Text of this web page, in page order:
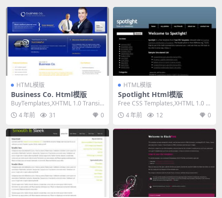
HTML模版
Business Co. Html模版
BuyTemplates,XHTML 1.0 Transiti
onal,Fixe...
4 年前 31 0
HTML模版
Spotlight Html模版
Free CSS Templates,XHTML 1.0 St
rict,Fixe...
4 年前 12 0